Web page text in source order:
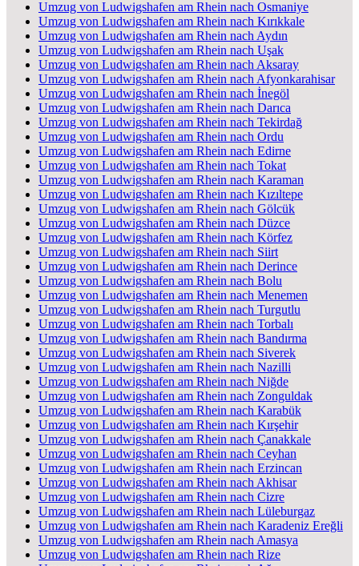
Umzug von Ludwigshafen am Rhein nach Osmaniye
Umzug von Ludwigshafen am Rhein nach Kırıkkale
Umzug von Ludwigshafen am Rhein nach Aydın
Umzug von Ludwigshafen am Rhein nach Uşak
Umzug von Ludwigshafen am Rhein nach Aksaray
Umzug von Ludwigshafen am Rhein nach Afyonkarahisar
Umzug von Ludwigshafen am Rhein nach İnegöl
Umzug von Ludwigshafen am Rhein nach Darıca
Umzug von Ludwigshafen am Rhein nach Tekirdağ
Umzug von Ludwigshafen am Rhein nach Ordu
Umzug von Ludwigshafen am Rhein nach Edirne
Umzug von Ludwigshafen am Rhein nach Tokat
Umzug von Ludwigshafen am Rhein nach Karaman
Umzug von Ludwigshafen am Rhein nach Kızıltepe
Umzug von Ludwigshafen am Rhein nach Gölcük
Umzug von Ludwigshafen am Rhein nach Düzce
Umzug von Ludwigshafen am Rhein nach Körfez
Umzug von Ludwigshafen am Rhein nach Siirt
Umzug von Ludwigshafen am Rhein nach Derince
Umzug von Ludwigshafen am Rhein nach Bolu
Umzug von Ludwigshafen am Rhein nach Menemen
Umzug von Ludwigshafen am Rhein nach Turgutlu
Umzug von Ludwigshafen am Rhein nach Torbalı
Umzug von Ludwigshafen am Rhein nach Bandırma
Umzug von Ludwigshafen am Rhein nach Siverek
Umzug von Ludwigshafen am Rhein nach Nazilli
Umzug von Ludwigshafen am Rhein nach Niğde
Umzug von Ludwigshafen am Rhein nach Zonguldak
Umzug von Ludwigshafen am Rhein nach Karabük
Umzug von Ludwigshafen am Rhein nach Kırşehir
Umzug von Ludwigshafen am Rhein nach Çanakkale
Umzug von Ludwigshafen am Rhein nach Ceyhan
Umzug von Ludwigshafen am Rhein nach Erzincan
Umzug von Ludwigshafen am Rhein nach Akhisar
Umzug von Ludwigshafen am Rhein nach Cizre
Umzug von Ludwigshafen am Rhein nach Lüleburgaz
Umzug von Ludwigshafen am Rhein nach Karadeniz Ereğli
Umzug von Ludwigshafen am Rhein nach Amasya
Umzug von Ludwigshafen am Rhein nach Rize